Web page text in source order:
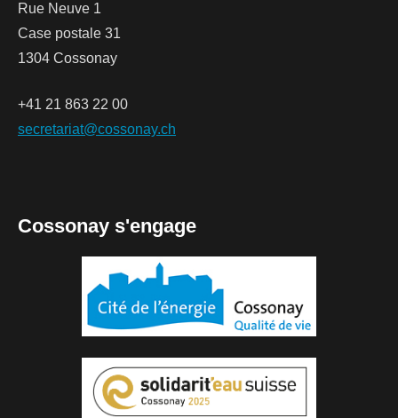
Rue Neuve 1
Case postale 31
1304 Cossonay
+41 21 863 22 00
secretariat@cossonay.ch
Cossonay s'engage